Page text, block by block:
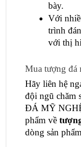
bày.
Với
trình
với thị
Mua tượng đá
Hãy liên hệ
đội ngũ chăm
ĐÁ MỸ NGHỆ
phẩm về
dòng sản